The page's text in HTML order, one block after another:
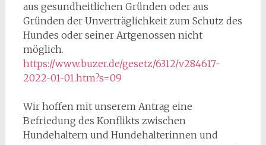
aus gesundheitlichen Gründen oder aus
Gründen der Unverträglichkeit zum Schutz des
Hundes oder seiner Artgenossen nicht
möglich.
https://www.buzer.de/gesetz/6312/v284617-
2022-01-01.htm?s=09
Wir hoffen mit unserem Antrag eine
Befriedung des Konflikts zwischen
Hundehaltern und Hundehalterinnen und